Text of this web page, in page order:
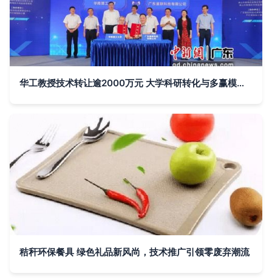
华工教授技术转让逾2000万元 大学科研转化与多赢模式探析
秸秆环保餐具 绿色礼品新风尚，技术推广引领零废弃潮流